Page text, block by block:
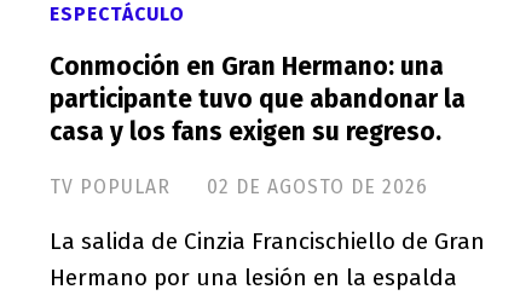
Conmoción en Gran Hermano: una
participante tuvo que abandonar la
casa y los fans exigen su regreso.
TV POPULAR
ESPECTÁCULO
02 DE AGOSTO DE 2026
La salida de Cinzia Francischiello de Gran
Hermano por una lesión en la espalda